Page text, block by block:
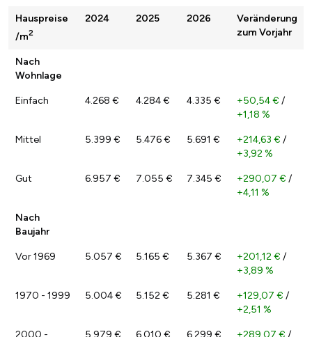
Hauspreise
/m2
2024 2025 2026
Veränderung
zum Vorjahr
Nach
Wohnlage
Einfach 4.268 € 4.284 € 4.335 € +50,54 € /
+1,18 %
Mittel 5.399 € 5.476 € 5.691 € +214,63 € /
+3,92 %
Gut 6.957 € 7.055 € 7.345 € +290,07 € /
+4,11 %
Nach
Baujahr
Vor 1969 5.057 € 5.165 € 5.367 € +201,12 € /
+3,89 %
1970 - 1999 5.004 € 5.152 € 5.281 € +129,07 € /
+2,51 %